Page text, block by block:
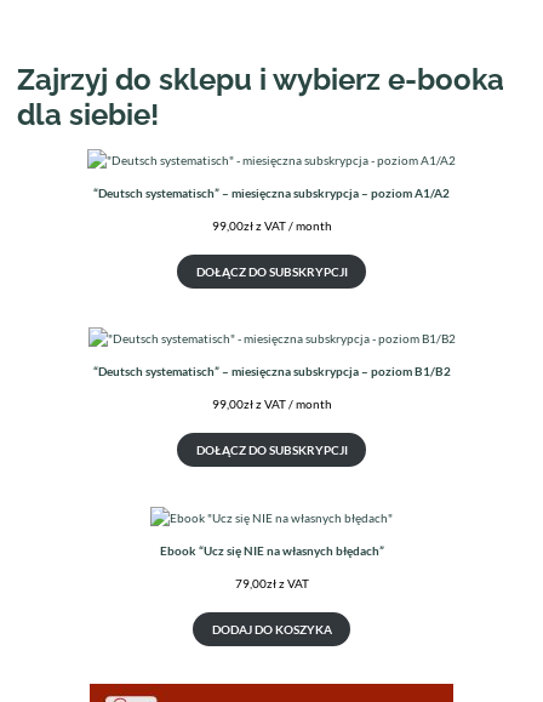
Zajrzyj do sklepu i wybierz e-booka
dla siebie!
“Deutsch systematisch” – miesięczna subskrypcja – poziom A1/A2
99,00zł z VAT / month
DOŁĄCZ DO SUBSKRYPCJI
“Deutsch systematisch” – miesięczna subskrypcja – poziom B1/B2
99,00zł z VAT / month
DOŁĄCZ DO SUBSKRYPCJI
Ebook “Ucz się NIE na własnych błędach”
79,00zł z VAT
DODAJ DO KOSZYKA